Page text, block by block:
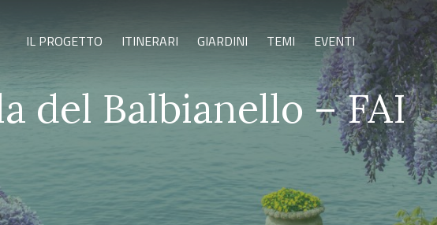
IL PROGETTO ITINERARI GIARDINI TEMI EVENTI
del Balbianello – FAI